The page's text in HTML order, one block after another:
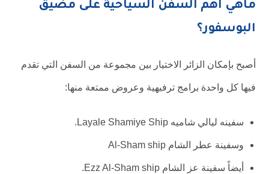
ماهي أهم السفن السياحية على مضيق
البوسفور؟
أصبح بإمكان الزائر الاختيار بين مجموعة من السفن التي تقدم
فيها كل واحدة برامج ترفيهية وعروض ممتعة منها:
سفينه ليالي شاميه Layale Shamiye Ship.
وسفينة عطر الشام Al-Sham ship
أيضاً سفينة عز الشام Ezz Al-Sham ship.